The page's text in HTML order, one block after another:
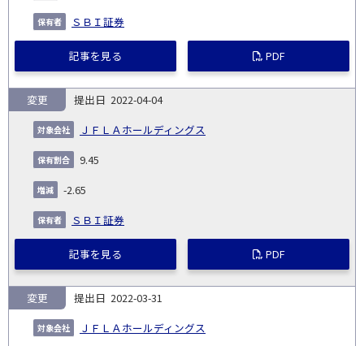
ＳＢＩ証券
記事を見る PDF
2022-04-04
ＪＦＬＡホールディングス
変更
9.45
-2.65
ＳＢＩ証券
記事を見る PDF
2022-03-31
ＪＦＬＡホールディングス
変更